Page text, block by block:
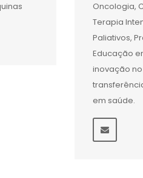
Oncologia,
Terapia
Paliativos,
Educação
inovação
em saúde.